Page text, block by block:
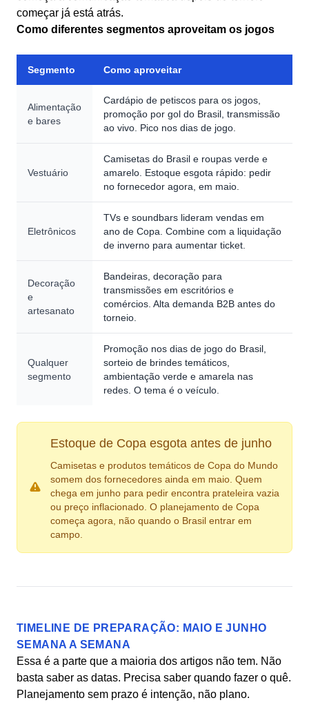
começar já está atrás.
Como diferentes segmentos aproveitam os jogos
Segmento Como aproveitar
Alimentação
e bares
Cardápio de petiscos para os jogos,
promoção por gol do Brasil, transmissão
ao vivo. Pico nos dias de jogo.
Vestuário
Camisetas do Brasil e roupas verde e
amarelo. Estoque esgota rápido: pedir
no fornecedor agora, em maio.
Eletrônicos
TVs e soundbars lideram vendas em
ano de Copa. Combine com a liquidação
de inverno para aumentar ticket.
Decoração
e
artesanato
Bandeiras, decoração para
transmissões em escritórios e
comércios. Alta demanda B2B antes do
torneio.
Qualquer
segmento
Promoção nos dias de jogo do Brasil,
sorteio de brindes temáticos,
ambientação verde e amarela nas
redes. O tema é o veículo.
Estoque de Copa esgota antes de junho
Camisetas e produtos temáticos de Copa do Mundo
somem dos fornecedores ainda em maio. Quem
chega em junho para pedir encontra prateleira vazia
ou preço inflacionado. O planejamento de Copa
começa agora, não quando o Brasil entrar em
campo.
TIMELINE DE PREPARAÇÃO: MAIO E JUNHO
SEMANA A SEMANA
Essa é a parte que a maioria dos artigos não tem. Não
basta saber as datas. Precisa saber quando fazer o quê.
Planejamento sem prazo é intenção, não plano.